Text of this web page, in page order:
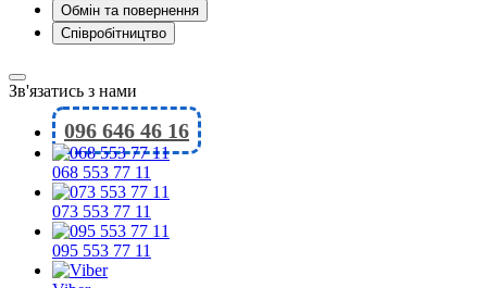
Обмін та повернення
Співробітництво
Зв'язатись з нами
096 646 46 16
068 553 77 11
073 553 77 11
095 553 77 11